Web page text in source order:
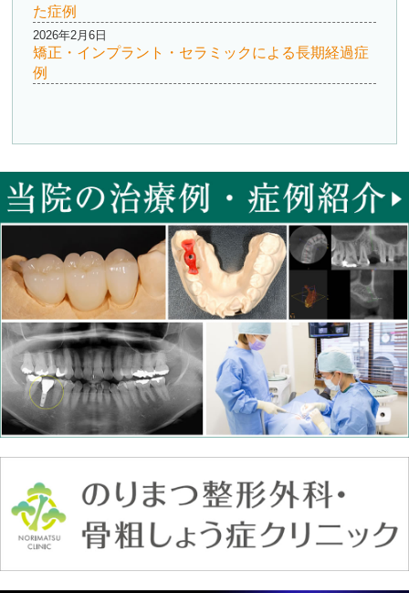
た症例
2026年2月6日
矯正・インプラント・セラミックによる長期経過症
例